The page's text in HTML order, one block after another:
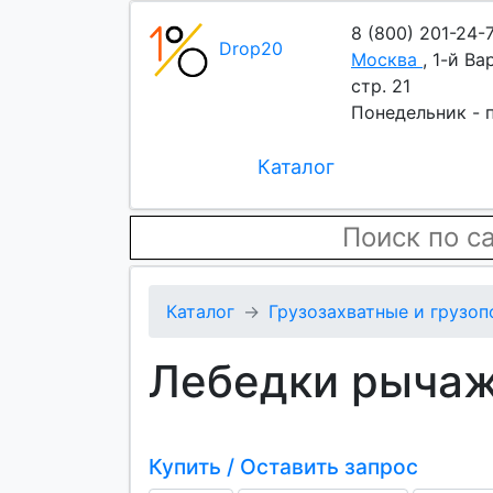
Drop20
8 (800) 201-24-
Москва , 1-й
стр. 21
Понедельник -
Каталог
Каталог Грузозахватные и
Лебедки
Купить / Оставить запрос